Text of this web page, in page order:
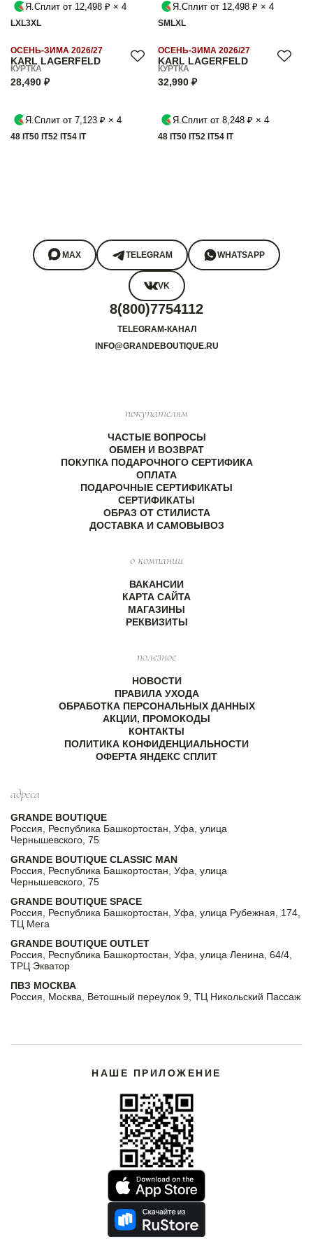
Я.Сплит от 12,498 ₽ × 4
LXL3XL
Я.Сплит от 12,498 ₽ × 4
SM LXL
KARL LAGERFELD
ОСЕНЬ-ЗИМА 2026/27
КУРТКА
28,490 ₽
Я.Сплит от 7,123 ₽ × 4
48 IT50 IT52 IT54 IT
KARL LAGERFELD
ОСЕНЬ-ЗИМА 2026/27
КУРТКА
32,990 ₽
Я.Сплит от 8,248 ₽ × 4
48 IT50 IT52 IT54 IT
MAX TELEGRAM WHATSAPP
VK
8(800)7754112
TELEGRAM-КАНАЛ
INFO@GRANDEBOUTIQUE.RU
покупателям
ЧАСТЫЕ ВОПРОСЫ
ОБМЕН И ВОЗВРАТ
ПОКУПКА ПОДАРОЧНОГО СЕРТИФИКА
ОПЛАТА
ПОДАРОЧНЫЕ СЕРТИФИКАТЫ
СЕРТИФИКАТЫ
ОБРАЗ ОТ СТИЛИСТА
ДОСТАВКА И САМОВЫВОЗ
о компании
ВАКАНСИИ
КАРТА САЙТА
МАГАЗИНЫ
РЕКВИЗИТЫ
полезное
НОВОСТИ
ПРАВИЛА УХОДА
ОБРАБОТКА ПЕРСОНАЛЬНЫХ ДАННЫХ
АКЦИИ, ПРОМОКОДЫ
КОНТАКТЫ
ПОЛИТИКА КОНФИДЕНЦИАЛЬНОСТИ
ОФЕРТА ЯНДЕКС СПЛИТ
адреса
GRANDE BOUTIQUE
Россия, Республика Башкортостан, Уфа, улица
Чернышевского, 75
GRANDE BOUTIQUE CLASSIC MAN
Россия, Республика Башкортостан, Уфа, улица
Чернышевского, 75
GRANDE BOUTIQUE SPACE
Россия, Республика Башкортостан, Уфа, улица Рубежная, 174,
ТЦ Мега
GRANDE BOUTIQUE OUTLET
Россия, Республика Башкортостан, Уфа, улица Ленина, 64/4,
ТРЦ Экватор
ПВЗ МОСКВА
Россия, Москва, Ветошный переулок 9, ТЦ Никольский Пассаж
НАШЕ ПРИЛОЖЕНИЕ